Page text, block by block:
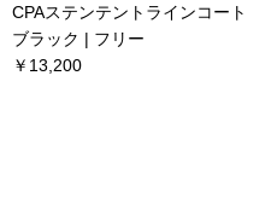
CPAステンテントラインコート
ブラック | フリー
￥13,200